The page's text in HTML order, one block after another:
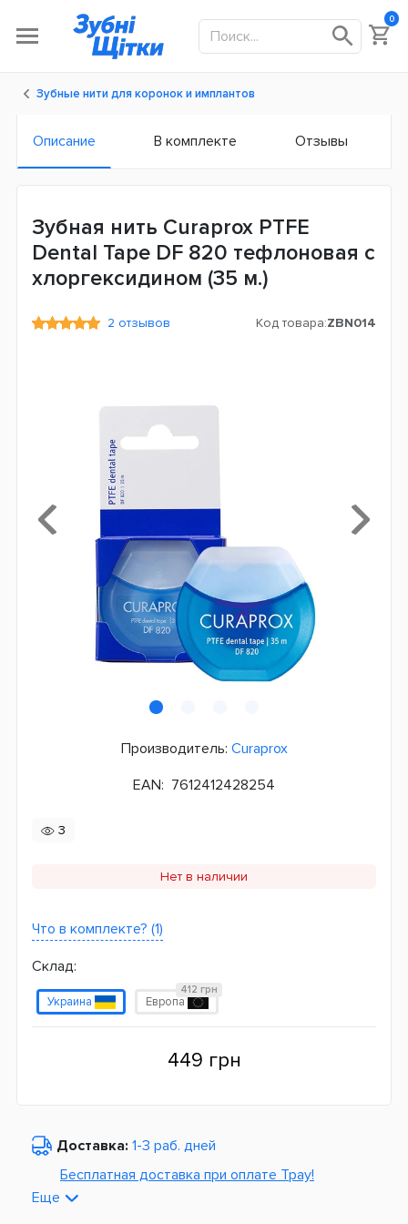
0
Зубные нити для коронок и имплантов
Описание В комплекте Отзывы
Зубная нить Curaprox PTFE
Dental Tape DF 820 тефлоновая с
хлоргексидином (35 м.)
2 отзывов Код товара:ZBN014
Производитель: Curaprox
EAN: 7612412428254
3
Нет в наличии
Что в комплекте? (1)
Склад:
Украина Европа
412 грн
449 грн
Доставка: 1-3 раб. дней
Бесплатная доставка при оплате Tpay!
Еще